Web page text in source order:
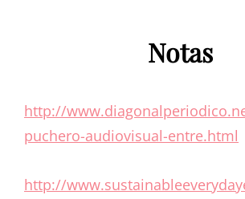
Notas
http://
puchero-audiovisual-entre.html
http://